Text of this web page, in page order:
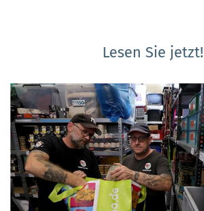
Lesen Sie jetzt!